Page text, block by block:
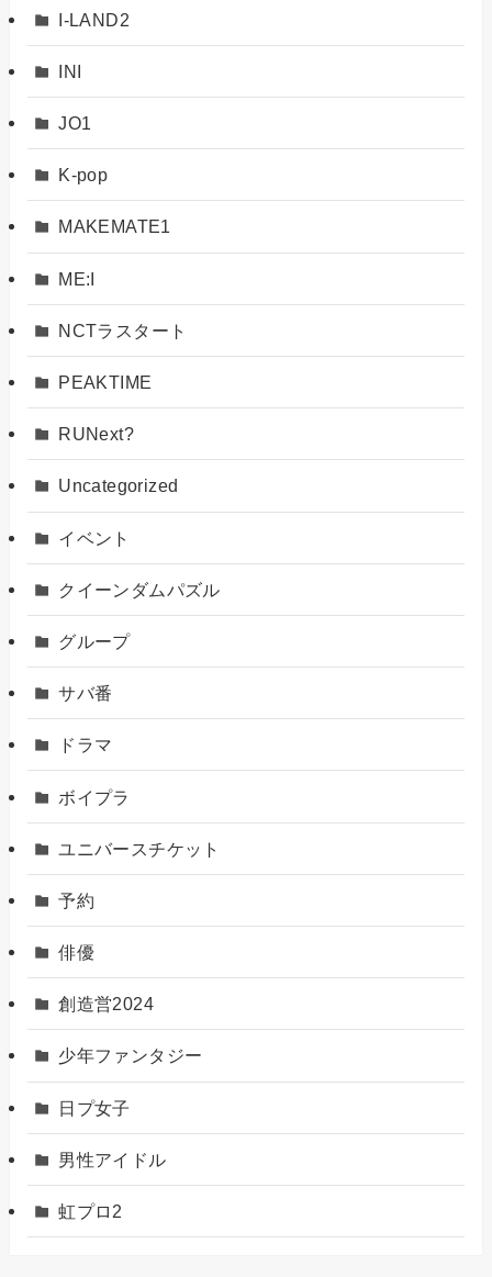
I-LAND2
INI
JO1
K-pop
MAKEMATE1
ME:I
NCTラスタート
PEAKTIME
RUNext?
Uncategorized
イベント
クイーンダムパズル
グループ
サバ番
ドラマ
ボイプラ
ユニバースチケット
予約
俳優
創造営2024
少年ファンタジー
日プ女子
男性アイドル
虹プロ2